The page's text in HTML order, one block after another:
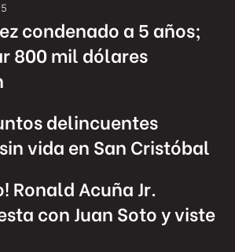
condenado a 5 años;
800 mil dólares
delincuentes
vida en San Cristóbal
Ronald Acuña Jr.
con Juan Soto y viste